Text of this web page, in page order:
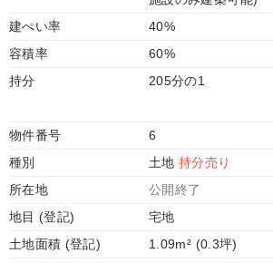
建ぺい率
40%
容積率
60%
持分
205分の1
物件番号
6
種別
土地持分売り
所在地
公開終了
地目 (登記)
宅地
土地面積 (登記)
1.09m² (0.3坪)